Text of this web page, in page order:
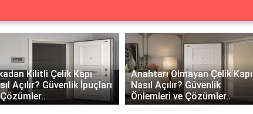
Kilitli Çelik Kapı
Açılır? Güvenlik İpuçları
Anahtarı Olmayan Çelik Kapı
Nasıl Açılır? Güvenlik
Önlemleri ve Çözümler..